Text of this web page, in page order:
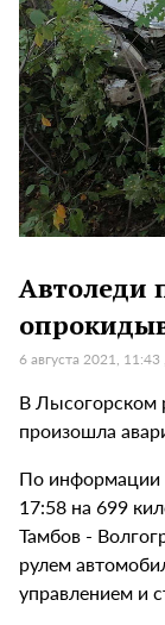
Автоледи
6 августа 2021, 11:43
В Лысогорском
произошла
По информации
17:58 на 699
Тамбов -
рулем
управлением и